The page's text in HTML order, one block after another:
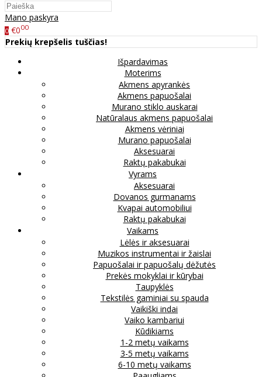
Mano paskyra
0 €000
Prekių krepšelis tuščias!
Išpardavimas
Moterims
Akmens apyrankės
Akmens papuošalai
Murano stiklo auskarai
Natūralaus akmens papuošalai
Akmens vėriniai
Murano papuošalai
Aksesuarai
Raktų pakabukai
Vyrams
Aksesuarai
Dovanos gurmanams
Kvapai automobiliui
Raktų pakabukai
Vaikams
Lėlės ir aksesuarai
Muzikos instrumentai ir žaislai
Papuošalai ir papuošalų dėžutės
Prekės mokyklai ir kūrybai
Taupyklės
Tekstilės gaminiai su spauda
Vaikiški indai
Vaiko kambariui
Kūdikiams
1-2 metų vaikams
3-5 metų vaikams
6-10 metų vaikams